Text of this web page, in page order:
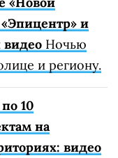
и
видео Ночью
и региону.
10
на
видео